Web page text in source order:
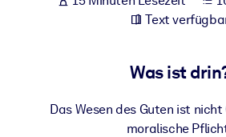
Für Unternehmensbibliotheken
vertrauenswürdigem, praxisnahem
Nutzen Sie verlässliches, strukturiertes
Text
Was ist
Das Wesen des Guten ist nicht
moralische